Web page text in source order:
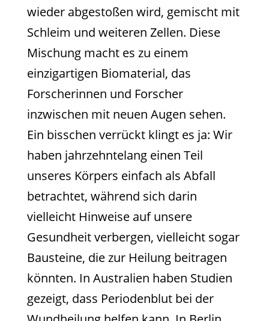
wieder abgestoßen wird, gemischt mit
Schleim und weiteren Zellen. Diese
Mischung macht es zu einem
einzigartigen Biomaterial, das
Forscherinnen und Forscher
inzwischen mit neuen Augen sehen.
Ein bisschen verrückt klingt es ja: Wir
haben jahrzehntelang einen Teil
unseres Körpers einfach als Abfall
betrachtet, während sich darin
vielleicht Hinweise auf unsere
Gesundheit verbergen, vielleicht sogar
Bausteine, die zur Heilung beitragen
könnten. In Australien haben Studien
gezeigt, dass Periodenblut bei der